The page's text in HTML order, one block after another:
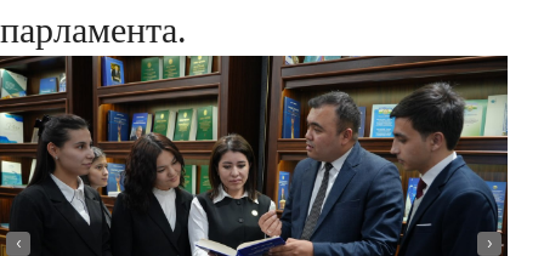
парламента.
‹ ›